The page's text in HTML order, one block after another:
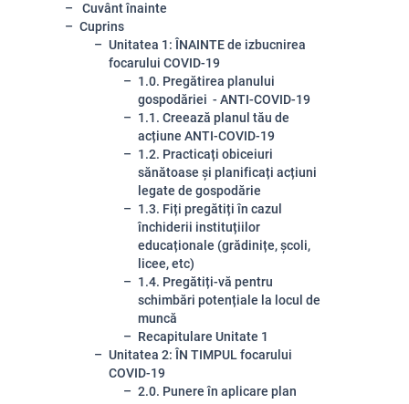
Cuvânt înainte
Cuprins
Unitatea 1: ÎNAINTE de izbucnirea
focarului COVID-19
1.0. Pregătirea planului
gospodăriei - ANTI-COVID-19
1.1. Creează planul tău de
acțiune ANTI-COVID-19
1.2. Practicați obiceiuri
sănătoase și planificați acțiuni
legate de gospodărie
1.3. Fiți pregătiți în cazul
închiderii instituțiilor
educaționale (grădinițe, școli,
licee, etc)
1.4. Pregătiți-vă pentru
schimbări potențiale la locul de
muncă
Recapitulare Unitate 1
Unitatea 2: ÎN TIMPUL focarului
COVID-19
2.0. Punere în aplicare plan